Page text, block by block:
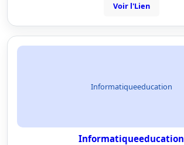
Voir l'Lien
Informatiqueeducation
Informatiqueeducation